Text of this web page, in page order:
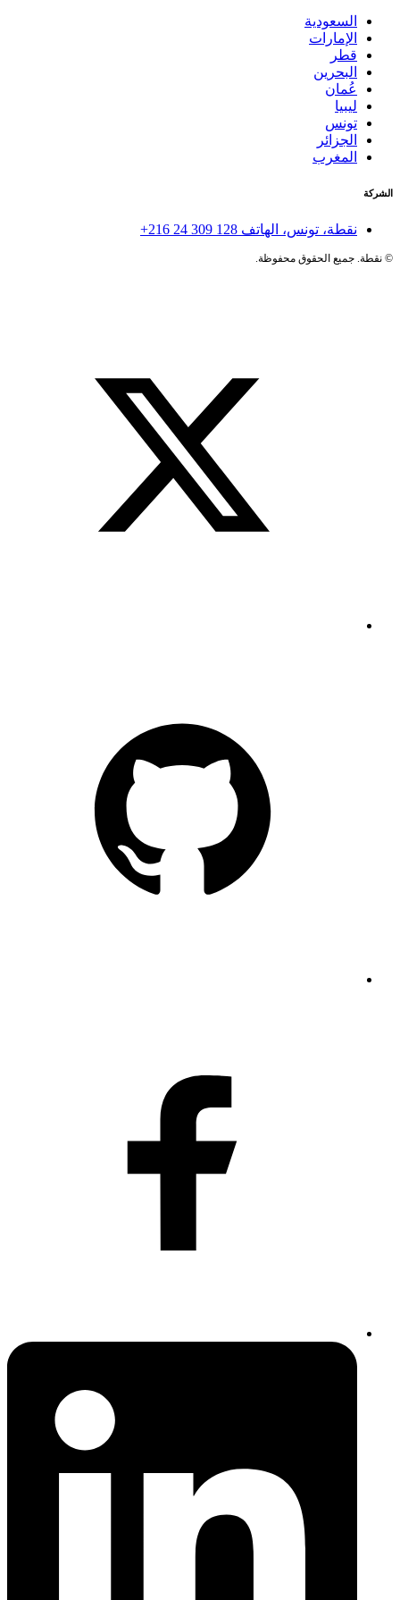
السعودية
الإمارات
قطر
البحرين
عُمان
ليبيا
تونس
الجزائر
المغرب
الشركة
نقطة، تونس، الهاتف+216 24 309 128
©نقطة. جميع الحقوق محفوظة.